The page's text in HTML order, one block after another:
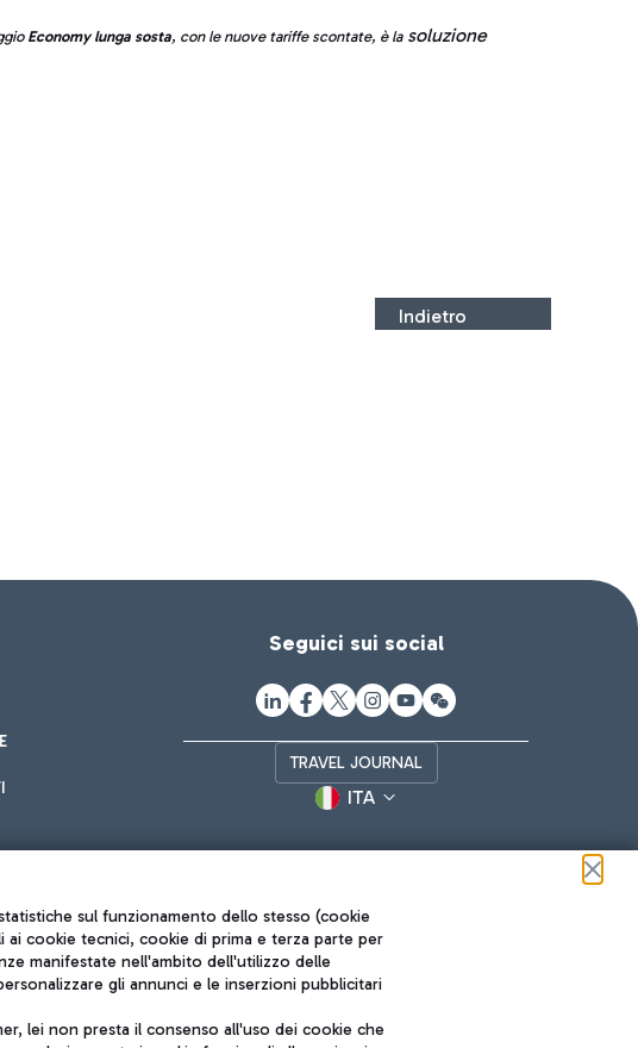
Economy lunga sosta, con le nuove tariffe scontate, è lasoluzione
Indietro
Seguici sui social
TRAVEL JOURNAL
ITA
Roma FCO
sul funzionamento dello stesso (cookie
ai cookie tecnici, cookie di prima e terza parte per
manifestate nell'ambito dell'utilizzo delle
gli annunci e le inserzioni pubblicitari
lei non presta il consenso all'uso dei cookie che